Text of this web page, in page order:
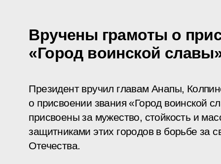
Вручены грамоты о
«Город воинской
Президент вручил главам Анапы,
о присвоении звания «Город воинской
присвоены за мужество, стойкость и
защитниками этих городов в борьбе за
Отечества.